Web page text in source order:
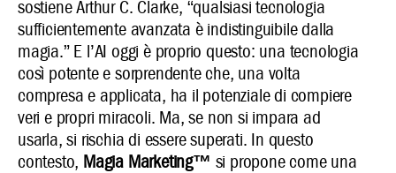
sostiene Arthur C. Clarke, “qualsiasi tecnologia
sufficientemente avanzata è indistinguibile dalla
magia.” E l’AI oggi è proprio questo: una tecnologia
così potente e sorprendente che, una volta
compresa e applicata, ha il potenziale di compiere
veri e propri miracoli. Ma, se non si impara ad
usarla, si rischia di essere superati. In questo
contesto, Magia Marketing™ si propone come una